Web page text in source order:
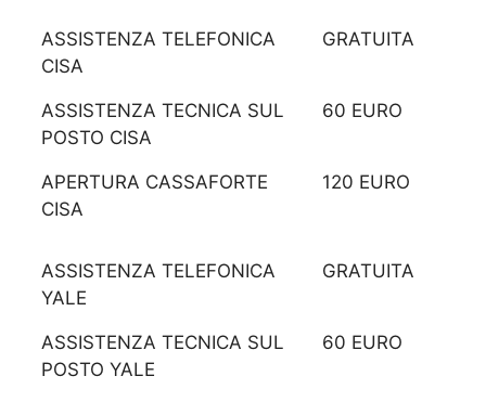
ASSISTENZA TELEFONICA
CISA
GRATUITA
ASSISTENZA TECNICA SUL
POSTO CISA
60 EURO
APERTURA CASSAFORTE
CISA
120 EURO
ASSISTENZA TELEFONICA
YALE
GRATUITA
ASSISTENZA TECNICA SUL
POSTO YALE
60 EURO